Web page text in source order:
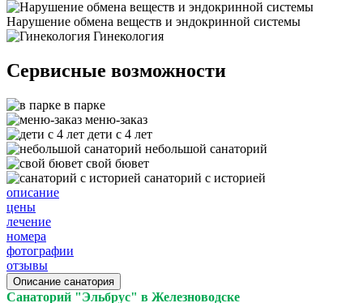
Нарушение обмена веществ и эндокринной системы
Гинекология
Сервисные возможности
в парке
меню-заказ
дети с 4 лет
небольшой санаторий
свой бювет
санаторий с историей
описание
цены
лечение
номера
фотографии
отзывы
Описание санатория
Санаторий "Эльбрус" в Железноводске